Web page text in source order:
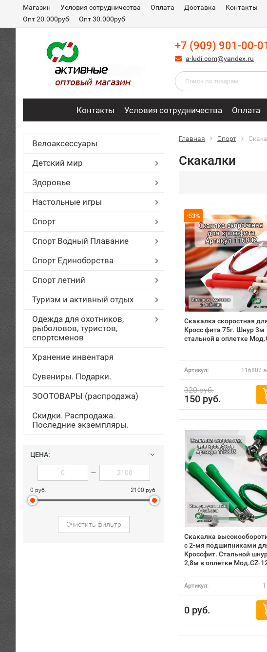
Магазин Условия сотрудничества Оплата Доставка Контакты
Опт 20.000руб
Опт 30.000руб
+7 (909) 901-00-
a-ludi.com@yandex.ru
Контакты Условия сотрудничества Оплата
Велоаксессуары
Детский мир
Здоровье
Настольные игры
Спорт
Спорт Водный Плавание
Спорт Единоборства
Спорт летний
Туризм и активный отдых
Одежда для охотников,
рыболовов, туристов,
спортсменов
Хранение инвентаря
Сувениры. Подарки.
ЗООТОВАРЫ (распродажа)
Скидки. Распродажа.
Последние экземпляры.
ЦЕНА:
—
0 руб. 2100 руб.
Очистить фильтр
Главная Спорт
Скакалки
-53%
Скакалка скоростная
Кросс фита 75г. Шнур 3м
стальной в оплетке
Артикул: 116802
320 руб.
150 руб.
Скакалка
с 2-мя подшипниками
Кроссфит. Cтальной
2,8м в оплетке Мод.CZ-
Артикул:
0 руб.